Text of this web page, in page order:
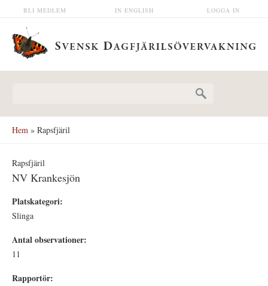
Hoppa till huvudinnehåll LOGGA IN
IN ENGLISH
BLI MEDLEM
Hem » Rapsfjäril
Rapsfjäril
NV Krankesjön
Platskategori:
Slinga
Antal observationer:
11
Rapportör: